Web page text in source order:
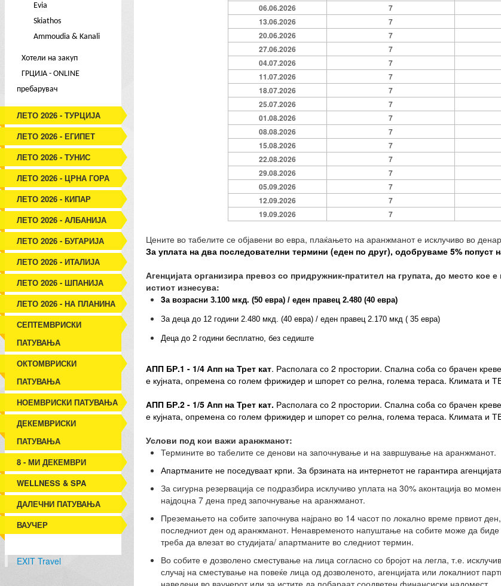
Evia
Skiathos
Ammoudia & Kanali
Хотели на закуп
ГРЦИЈА - ONLINE
пребарувач
ЛЕТО 2026 - ТУРЦИЈА
ЛЕТО 2026 - ЕГИПЕТ
ЛЕТО 2026 - ТУНИС
ЛЕТО 2026 - ЦРНА ГОРА
ЛЕТО 2026 - КИПАР
ЛЕТО 2026 - АЛБАНИЈА
ЛЕТО 2026 - БУГАРИЈА
ЛЕТО 2026 - ИТАЛИЈА
ЛЕТО 2026 - ШПАНИЈА
ЛЕТО 2026 - НА ПЛАНИНА
СЕПТЕМВРИСКИ
ПАТУВАЊА
ОКТОМВРИСКИ
ПАТУВАЊА
НОЕМВРИСКИ ПАТУВАЊА
ДЕКЕМВРИСКИ
ПАТУВАЊА
8 - МИ ДЕКЕМВРИ
WELLNESS & SPA
ДАЛЕЧНИ ПАТУВАЊА
ВАУЧЕР
EXIT Travel
06.06.2026
7
13.06.2026
7
20.06.2026
7
27.06.2026
7
04.07.2026
7
11.07.2026
7
18.07.2026
7
25.07.2026
7
01.08.2026
7
08.08.2026
7
15.08.2026
7
22.08.2026
7
29.08.2026
7
05.09.2026
7
12.09.2026
7
19.09.2026
7
Цените во табелите се објавени во евра, плаќањето на аранжманот е исклучиво во
За уплата на два последователни термини (еден по друг), одобруваме 5% попуст
Агенцијата организира превоз со придружник-пратител на групата, до место кое
истиот изнесува:
3авозрасни 3.100 мкд. (50 евра) / еден правец 2.480 (40 евра)
За деца до 12 години 2.480 мкд. (40 евра) / еден правец 2.170 мкд ( 35 евра)
Деца до 2 години бесплатно, без седиште
АПП БР.1 - 1/4 Апп на Трет кат. Располага со 2 простории. Спална соба со брачен
е кујната, опремена со голем фрижидер и шпорет со релна, голема тераса. Климата и
АПП БР.2 - 1/5 Апп на Трет кат. Располага со 2 простории. Спална соба со брачен
е кујната, опремена со голем фрижидер и шпорет со релна, голема тераса. Климата и
Услови под кои важи аранжманот:
Термините во табелите се денови на започнување и на завршување на аранжманот.
Апартманите не поседуваат крпи. За брзината на интернетот не гарантира
За сигурна резервација се подразбира исклучиво уплата на 30% аконтација во
најдоцна 7 дена пред започнување на аранжманот.
Преземањето на собите започнува најрано во 14 часот по локално време првиот
последниот ден од аранжманот. Ненавременото напуштање на собите може да
треба да влезат во студијата/ апартманите во следниот термин.
Во собите е дозволено сместување на лица согласно со бројот на легла, т.е.
случај на сместување на повеќе лица од дозволеното, агенцијата или локалниот
наведени во ваучерот или за истите да побараат соодветен финансиски надомест.